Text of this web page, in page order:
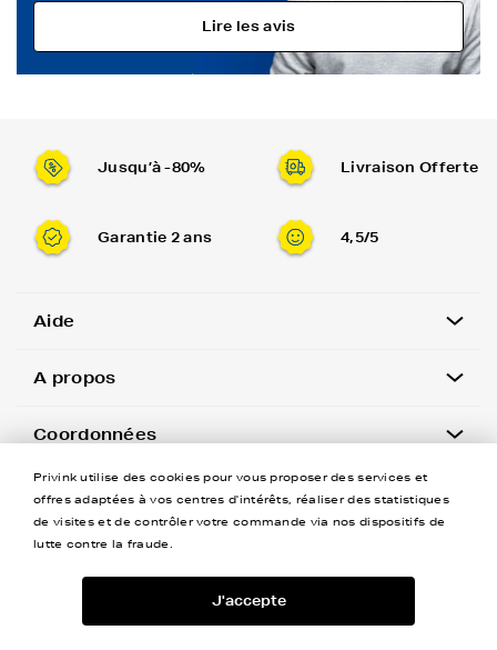
Lire les avis
Jusqu’à -80% Livraison Offerte
Garantie 2 ans 4,5/5
Aide
A propos
Coordonnées
Newsletter
Privink utilise des cookies pour vous proposer des services et
offres adaptées à vos centres d'intérêts, réaliser des statistiques
de visites et de contrôler votre commande via nos dispositifs de
lutte contre la fraude.
J'accepte